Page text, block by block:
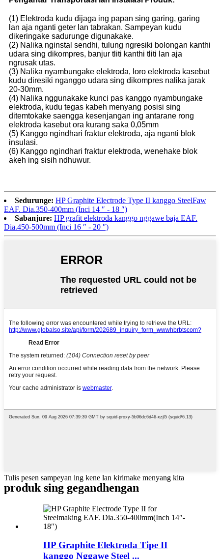
(1) Elektroda kudu dijaga ing papan sing garing, garing
lan aja nganti geter lan tabrakan. Sampeyan kudu
dikeringake sadurunge digunakake.
(2) Nalika nginstal sendhi, tulung ngresiki bolongan kanthi
udara sing dikompres, banjur tliti kanthi tliti lan aja
ngrusak utas.
(3) Nalika nyambungake elektroda, loro elektroda kasebut
kudu diresiki nganggo udara sing dikompres nalika jarak
20-30mm.
(4) Nalika nggunakake kunci pas kanggo nyambungake
elektroda, kudu tegas kabeh menyang posisi sing
ditemtokake saengga kesenjangan ing antarane rong
elektroda kasebut ora kurang saka 0,05mm
(5) Kanggo ngindhari fraktur elektroda, aja nganti blok
insulasi.
(6) Kanggo ngindhari fraktur elektroda, wenehake blok
akeh ing sisih ndhuwur.
Sedurunge: HP Graphite Electrode Type II kanggo SteelFaw
EAF. Dia.350-400mm (Inci 14 ″ - 18 ″)
Sabanjure: HP grafit elektroda kanggo nggawe baja EAF.
Dia.450-500mm (Inci 16 ″ - 20 ″)
Tulis pesen sampeyan ing kene lan kirimake menyang kita
produk sing gegandhengan
HP Graphite Elektroda Tipe II
kanggo Nggawe Steel ...